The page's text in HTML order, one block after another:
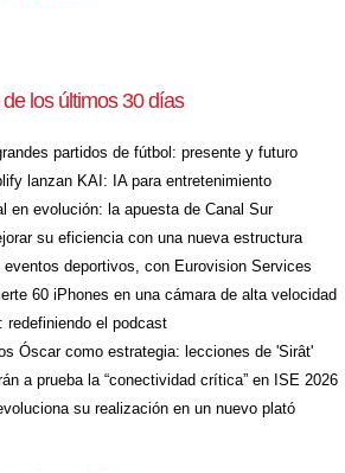
los últimos 30 días
partidos de fútbol: presente y futuro
lanzan KAI: IA para entretenimiento
en evolución: la apuesta de Canal Sur
su eficiencia con una nueva estructura
eventos deportivos, con Eurovision Services
60 iPhones en una cámara de alta velocidad
redefiniendo el podcast
Óscar como estrategia: lecciones de 'Sirât'
a prueba la “conectividad crítica” en ISE 2026
su realización en un nuevo plató